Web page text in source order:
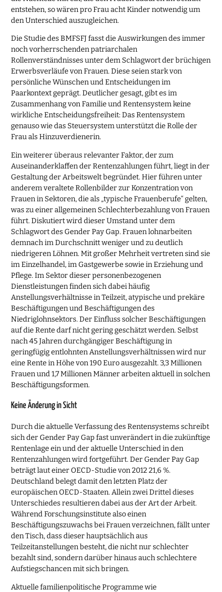
entstehen, so wären pro Frau acht Kinder notwendig um
den Unterschied auszugleichen.
Die Studie des BMFSFJ fasst die Auswirkungen des immer
noch vorherrschenden patriarchalen
Rollenverständnisses unter dem Schlagwort der brüchigen
Erwerbsverläufe von Frauen. Diese seien stark von
persönliche Wünschen und Entscheidungen im
Paarkontext geprägt. Deutlicher gesagt, gibt es im
Zusammenhang von Familie und Rentensystem keine
wirkliche Entscheidungsfreiheit: Das Rentensystem
genauso wie das Steuersystem unterstützt die Rolle der
Frau als Hinzuverdienerin.
Ein weiterer überaus relevanter Faktor, der zum
Auseinanderklaffen der Rentenzahlungen führt, liegt in der
Gestaltung der Arbeitswelt begründet. Hier führen unter
anderem veraltete Rollenbilder zur Konzentration von
Frauen in Sektoren, die als „typische Frauenberufe“ gelten,
was zu einer allgemeinen Schlechterbezahlung von Frauen
führt. Diskutiert wird dieser Umstand unter dem
Schlagwort des Gender Pay Gap. Frauen lohnarbeiten
demnach im Durchschnitt weniger und zu deutlich
niedrigeren Löhnen. Mit großer Mehrheit vertreten sind sie
im Einzelhandel, im Gastgewerbe sowie in Erziehung und
Pflege. Im Sektor dieser personenbezogenen
Dienstleistungen finden sich dabei häufig
Anstellungsverhältnisse in Teilzeit, atypische und prekäre
Beschäftigungen und Beschäftigungen des
Niedriglohnsektors. Der Einfluss solcher Beschäftigungen
auf die Rente darf nicht gering geschätzt werden. Selbst
nach 45 Jahren durchgängiger Beschäftigung in
geringfügig entlohnten Anstellungsverhältnissen wird nur
eine Rente in Höhe von 190 Euro ausgezahlt. 3,3 Millionen
Frauen und 1,7 Millionen Männer arbeiten aktuell in solchen
Beschäftigungsformen.
Keine Änderung in Sicht
Durch die aktuelle Verfassung des Rentensystems schreibt
sich der Gender Pay Gap fast unverändert in die zukünftige
Rentenlage ein und der aktuelle Unterschied in den
Rentenzahlungen wird fortgeführt. Der Gender Pay Gap
beträgt laut einer OECD-Studie von 2012 21,6 %.
Deutschland belegt damit den letzten Platz der
europäischen OECD-Staaten. Allein zwei Drittel dieses
Unterschiedes resultieren dabei aus der Art der Arbeit.
Während Forschungsinstitute also einen
Beschäftigungszuwachs bei Frauen verzeichnen, fällt unter
den Tisch, dass dieser hauptsächlich aus
Teilzeitanstellungen besteht, die nicht nur schlechter
bezahlt sind, sondern darüber hinaus auch schlechtere
Aufstiegschancen mit sich bringen.
Aktuelle familienpolitische Programme wie